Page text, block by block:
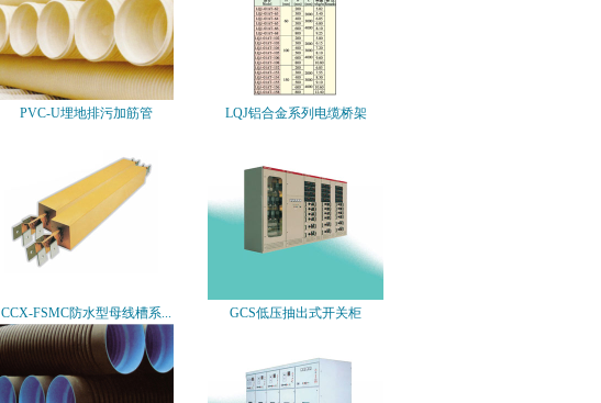
PVC-U埋地排污加筋管 LQJ铝合金系列电缆桥架
CCX-FSMC防水型母线槽系... GCS低压抽出式开关柜